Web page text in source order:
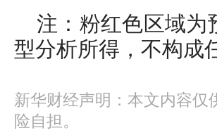
注：粉红色区域为
型分析所得，不构成
新华财经声明：本文内容仅
险自担。